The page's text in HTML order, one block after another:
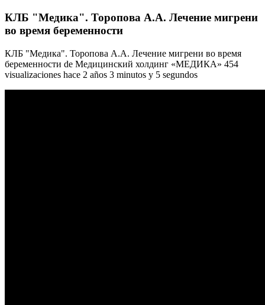
КЛБ "Медика". Торопова А.А. Лечение мигрени
во время беременности
КЛБ "Медика". Торопова А.А. Лечение мигрени во время
беременности de Медицинский холдинг «МЕДИКА» 454
visualizaciones hace 2 años 3 minutos y 5 segundos